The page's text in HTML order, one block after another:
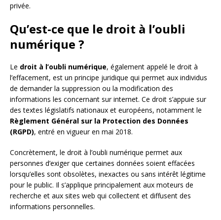
privée.
Qu’est-ce que le droit à l’oubli
numérique ?
Le droit à l’oubli numérique, également appelé le droit à
l’effacement, est un principe juridique qui permet aux individus
de demander la suppression ou la modification des
informations les concernant sur internet. Ce droit s’appuie sur
des textes législatifs nationaux et européens, notamment le
Règlement Général sur la Protection des Données
(RGPD), entré en vigueur en mai 2018.
Concrètement, le droit à l’oubli numérique permet aux
personnes d’exiger que certaines données soient effacées
lorsqu’elles sont obsolètes, inexactes ou sans intérêt légitime
pour le public. Il s’applique principalement aux moteurs de
recherche et aux sites web qui collectent et diffusent des
informations personnelles.